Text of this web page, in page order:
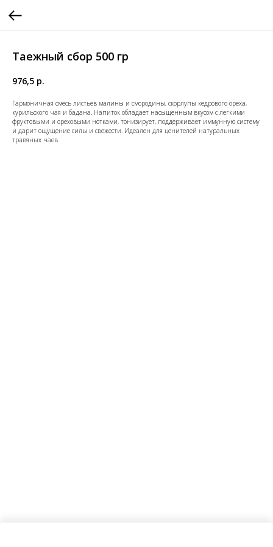
Таежный сбор 500 гр
976,5 р.
Гармоничная смесь листьев малины и смородины, скорлупы кедрового ореха,
курильского чая и бадана. Напиток обладает насыщенным вкусом с легкими
фруктовыми и ореховыми нотками, тонизирует, поддерживает иммунную систему
и дарит ощущение силы и свежести. Идеален для ценителей натуральных
травяных чаев